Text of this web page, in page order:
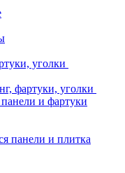
уголки
фартуки, уголки
и фартуки
панели и плитка